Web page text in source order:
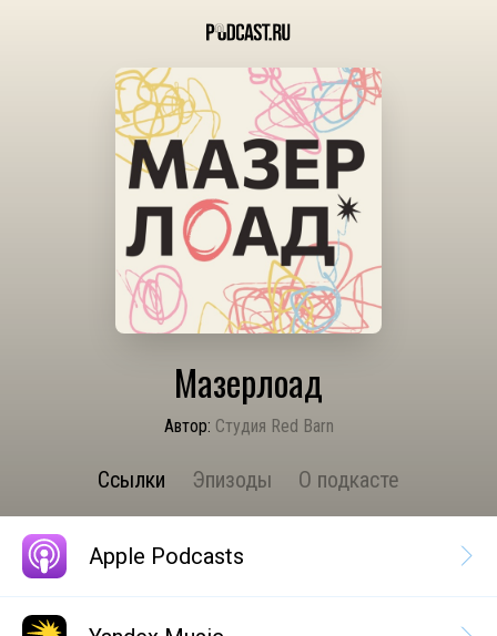
Мазерлоад
Автор: Студия Red Barn
Ссылки Эпизоды О подкасте
Apple Podcasts